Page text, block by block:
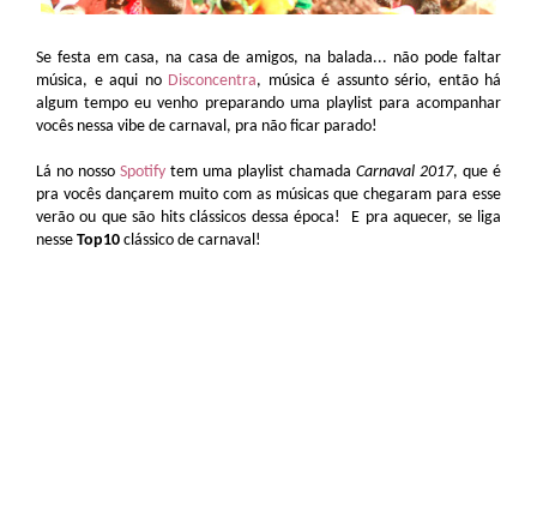
Se festa em casa, na casa de amigos, na balada... não pode faltar
música, e aqui noDisconcentra, música é assunto sério, então há
algum tempo eu venho preparando uma playlist para acompanhar
vocês nessa vibe de carnaval, pra não ficar parado!
Lá no nosso Spotify tem uma playlist chamada Carnaval 2017, que é
pra vocês dançarem muito com as músicas que chegaram para esse
verão ou que são hits clássicos dessa época! E pra aquecer, se liga
nesse Top10 clássico de carnaval!